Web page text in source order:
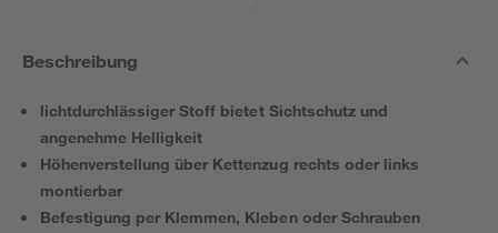
Beschreibung
lichtdurchlässiger Stoff bietet Sichtschutz und
angenehme Helligkeit
Höhenverstellung über Kettenzug rechts oder links
montierbar
Befestigung per Klemmen, Kleben oder Schrauben